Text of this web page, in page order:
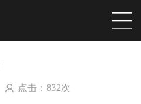
点击： 832次